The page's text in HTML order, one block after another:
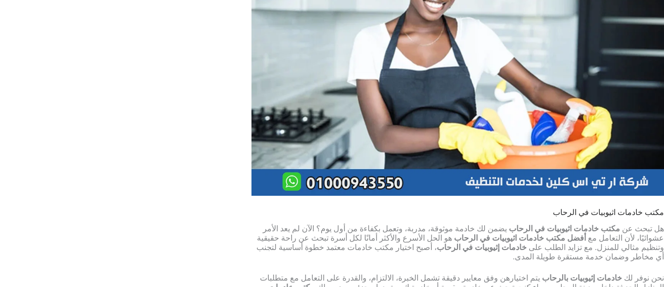
مكتب خادمات اثيوبيات في الرحاب
هل تبحث عن مكتب خادمات اثيوبيات في الرحاب يضمن لك خادمة موثوقة، مدربة، وتعمل بكفاءة من أول يوم؟ الآن لم يعد الأمر
عشوائيًا، لأن التعامل مع أفضل مكتب خادمات اثيوبيات في الرحاب هو الحل الأسرع والأكثر أمانًا لكل أسرة تبحث عن راحة حقيقية
وتنظيم مثالي للمنزل. مع تزايد الطلب على خادمات إثيوبيات في الرحاب، أصبح اختيار مكتب خادمات معتمد خطوة أساسية لتجنب
أي مخاطر وضمان خدمة مستقرة طويلة المدى.
نحن نوفر لك خادمات إثيوبيات بالرحاب يتم اختيارهن وفق معايير دقيقة تشمل الخبرة، الالتزام، والقدرة على التعامل مع متطلبات